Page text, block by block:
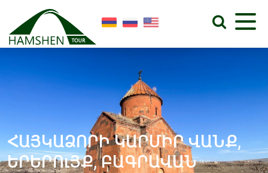
ՀԱՅԿԱՁՈՐԻ ԿԱՐՄԻՐ ՎԱՆՔ,
ԵՐԵՐՈւՅՔ, ԲԱԳՐԱՎԱՆ